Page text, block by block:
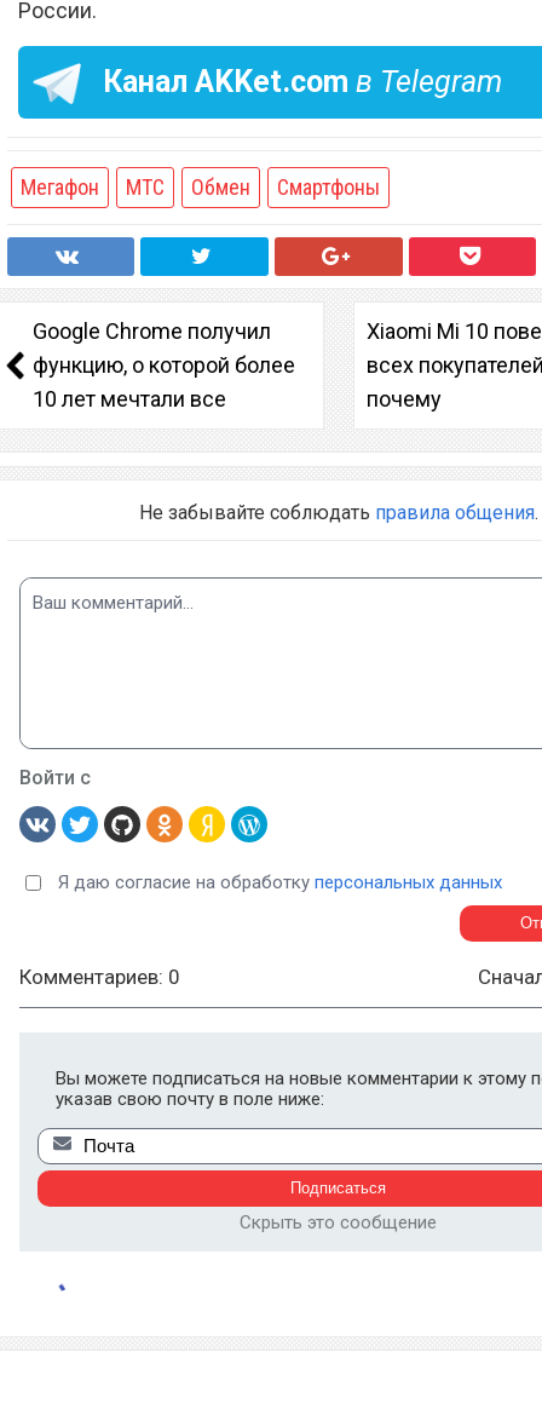
России.
Канал AKKet.com в Telegram
Мегафон МТС Обмен Смартфоны
Google Chrome получил
функцию, о которой более
10 лет мечтали все
Xiaomi Mi 10
всех
почему
Не забывайте соблюдать правила общения.
Войти с
Я даю согласие на обработку персональных данных
Комментариев: 0
Вы можете подписаться на новые комментарии к этому
указав свою почту в поле ниже:
Скрыть это сообщение